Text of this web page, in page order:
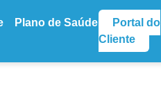
Plano de Saúde
Portal do
Cliente